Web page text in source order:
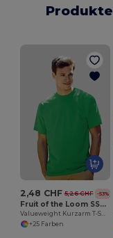
2,48 CHF 5,26 CHF -53%
Fruit of the Loom SS030
Valueweight Kurzarm T-Shirt
+25 Farben